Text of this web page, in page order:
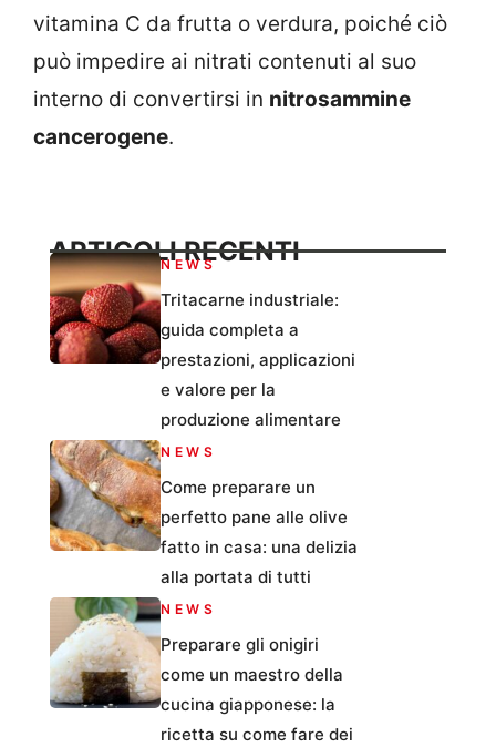
vitamina C da frutta o verdura, poiché ciò
può impedire ai nitrati contenuti al suo
interno di convertirsi in nitrosammine
cancerogene.
ARTICOLI RECENTI
NEWS
Tritacarne industriale:
guida completa a
prestazioni, applicazioni
e valore per la
produzione alimentare
NEWS
Come preparare un
perfetto pane alle olive
fatto in casa: una delizia
alla portata di tutti
NEWS
Preparare gli onigiri
come un maestro della
cucina giapponese: la
ricetta su come fare dei